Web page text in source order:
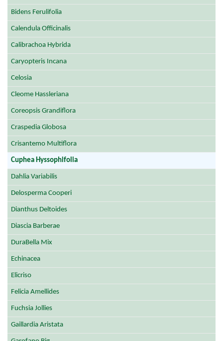
Bidens Ferulifolia
Calendula Officinalis
Calibrachoa Hybrida
Caryopteris Incana
Celosia
Cleome Hassleriana
Coreopsis Grandiflora
Craspedia Globosa
Crisantemo Multiflora
Cuphea Hyssophifolia
Dahlia Variabilis
Delosperma Cooperi
Dianthus Deltoides
Diascia Barberae
DuraBella Mix
Echinacea
Elicriso
Felicia Amellides
Fuchsia Jollies
Gaillardia Aristata